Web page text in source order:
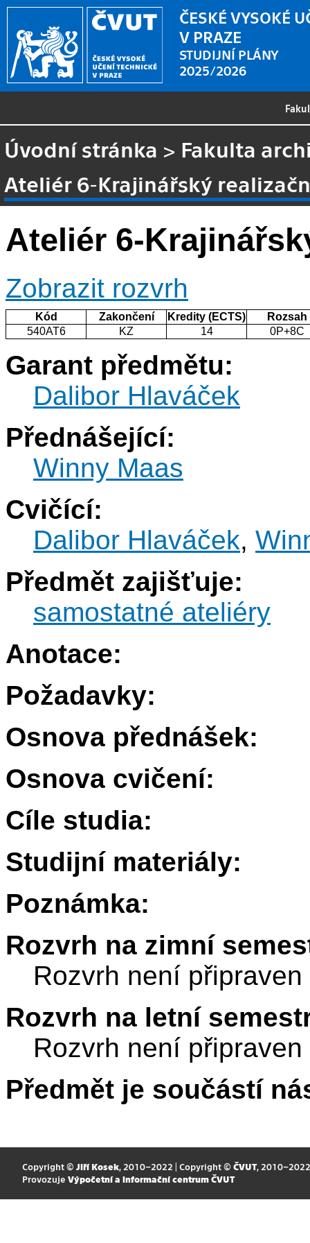
ČESKÉ VYSOKÉ
V PRAZE
STUDIJNÍ PLÁNY
2025/2026
Úvodní stránka > Fakulta
Ateliér 6-Krajinářský
Ateliér 6-
Zobrazit rozvrh
Kód Zakončení Kredity (ECTS)
Rozsah
540AT6
KZ 14 0P+8C
Garant předmětu:
Dalibor Hlaváček
Přednášející:
Winny Maas
Cvičící:
Dalibor Hlaváček,
Předmět zajišťuje:
samostatné ateliéry
Anotace:
Požadavky:
Osnova přednášek:
Osnova cvičení:
Cíle studia:
Studijní materiály:
Poznámka:
Rozvrh na zimní
Rozvrh není připraven
Rozvrh na letní
Rozvrh není připraven
Předmět je součástí
Copyright © Jiří Kosek, 2010–2022 | Copyright © ČVUT, 2010–2022
Provozuje Výpočetní a informační centrum ČVUT